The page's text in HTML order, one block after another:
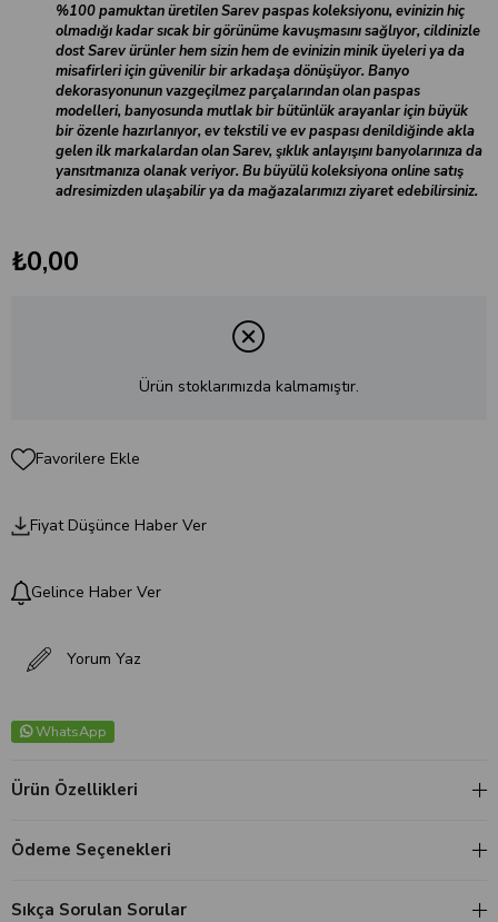
%100 pamuktan üretilen Sarev paspas koleksiyonu, evinizin hiç
olmadığı kadar sıcak bir görünüme kavuşmasını sağlıyor, cildinizle
dost Sarev ürünler hem sizin hem de evinizin minik üyeleri ya da
misafirleri için güvenilir bir arkadaşa dönüşüyor. Banyo
dekorasyonunun vazgeçilmez parçalarından olan paspas
modelleri, banyosunda mutlak bir bütünlük arayanlar için büyük
bir özenle hazırlanıyor, ev tekstili ve ev paspası denildiğinde akla
gelen ilk markalardan olan Sarev, şıklık anlayışını banyolarınıza da
yansıtmanıza olanak veriyor. Bu büyülü koleksiyona online satış
adresimizden ulaşabilir ya da mağazalarımızı ziyaret edebilirsiniz.
₺0,00
Ürün stoklarımızda kalmamıştır.
Favorilere Ekle
Fiyat Düşünce Haber Ver
Gelince Haber Ver
Yorum Yaz
WhatsApp
Ürün Özellikleri
Ödeme Seçenekleri
Sıkça Sorulan Sorular